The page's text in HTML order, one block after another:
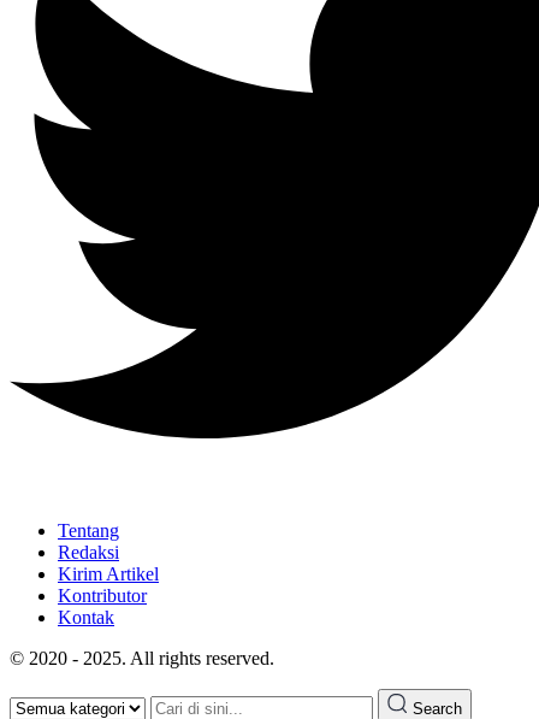
Tentang
Redaksi
Kirim Artikel
Kontributor
Kontak
© 2020 - 2025. All rights reserved.
Search